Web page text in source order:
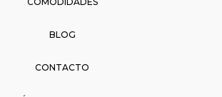
BLOG
CONTACTO